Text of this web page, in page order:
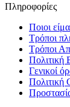
Πληροφορίες
Ποιοι
Τρόποι
Τρόποι
Πολιτική
Γενικοί
Πολιτική